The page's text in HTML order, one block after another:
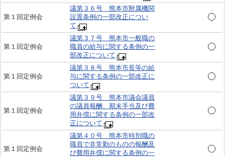
第１回定例会
議第３６号 熊本市附属機関
設置条例の一部改正につい
て
第１回定例会
議第３７号 熊本市一般職の
職員の給与に関する条例の一
部改正について
第１回定例会
議第３８号 熊本市長等の給
与に関する条例の一部改正に
ついて
第１回定例会
議第３９号 熊本市議会議員
の議員報酬、期末手当及び費
用弁償に関する条例の一部改
正について
第１回定例会
議第４０号 熊本市特別職の
職員で非常勤のものの報酬及
び費用弁償に関する条例の一